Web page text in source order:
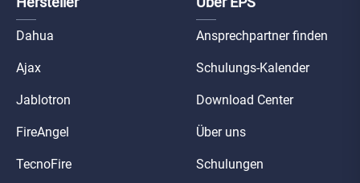
Dahua
Ajax
Jablotron
FireAngel
TecnoFire
Ansprechpartner finden
Schulungs-Kalender
Download Center
Über uns
Schulungen